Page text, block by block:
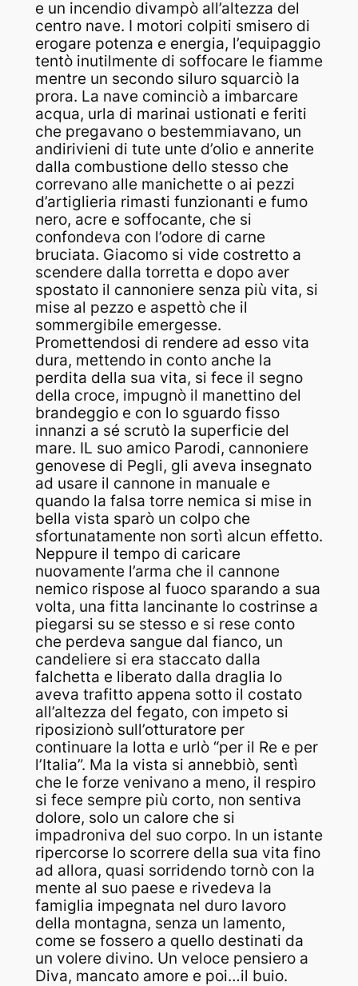
e un incendio divampò all’altezza del
centro nave. I motori colpiti smisero di
erogare potenza e energia, l’equipaggio
tentò inutilmente di soffocare le fiamme
mentre un secondo siluro squarciò la
prora. La nave cominciò a imbarcare
acqua, urla di marinai ustionati e feriti
che pregavano o bestemmiavano, un
andirivieni di tute unte d’olio e annerite
dalla combustione dello stesso che
correvano alle manichette o ai pezzi
d’artiglieria rimasti funzionanti e fumo
nero, acre e soffocante, che si
confondeva con l’odore di carne
bruciata. Giacomo si vide costretto a
scendere dalla torretta e dopo aver
spostato il cannoniere senza più vita, si
mise al pezzo e aspettò che il
sommergibile emergesse.
Promettendosi di rendere ad esso vita
dura, mettendo in conto anche la
perdita della sua vita, si fece il segno
della croce, impugnò il manettino del
brandeggio e con lo sguardo fisso
innanzi a sé scrutò la superficie del
mare. IL suo amico Parodi, cannoniere
genovese di Pegli, gli aveva insegnato
ad usare il cannone in manuale e
quando la falsa torre nemica si mise in
bella vista sparò un colpo che
sfortunatamente non sortì alcun effetto.
Neppure il tempo di caricare
nuovamente l’arma che il cannone
nemico rispose al fuoco sparando a sua
volta, una fitta lancinante lo costrinse a
piegarsi su se stesso e si rese conto
che perdeva sangue dal fianco, un
candeliere si era staccato dalla
falchetta e liberato dalla draglia lo
aveva trafitto appena sotto il costato
all’altezza del fegato, con impeto si
riposizionò sull’otturatore per
continuare la lotta e urlò “per il Re e per
l’Italia”. Ma la vista si annebbiò, sentì
che le forze venivano a meno, il respiro
si fece sempre più corto, non sentiva
dolore, solo un calore che si
impadroniva del suo corpo. In un istante
ripercorse lo scorrere della sua vita fino
ad allora, quasi sorridendo tornò con la
mente al suo paese e rivedeva la
famiglia impegnata nel duro lavoro
della montagna, senza un lamento,
come se fossero a quello destinati da
un volere divino. Un veloce pensiero a
Diva, mancato amore e poi…il buio.